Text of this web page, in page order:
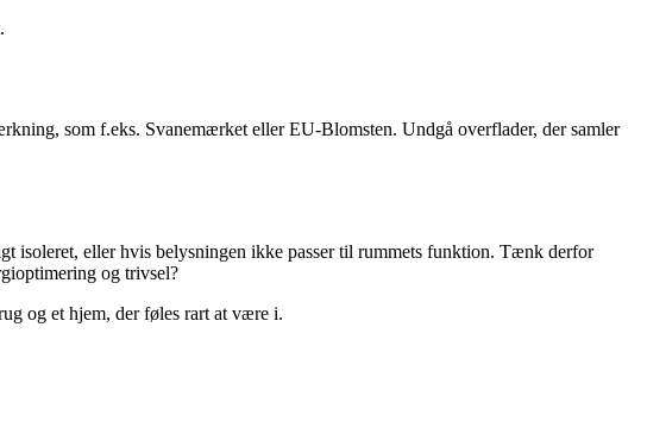
som f.eks. Svanemærket eller EU-Blomsten. Undgå overflader, der samler
isoleret, eller hvis belysningen ikke passer til rummets funktion. Tænk derfor
og trivsel?
og et hjem, der føles rart at være i.